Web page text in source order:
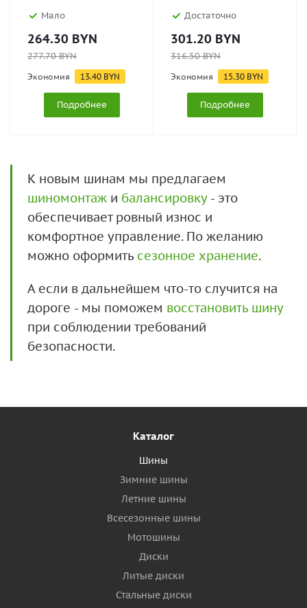
Мало
264.30 BYN
277.70BYN
Экономия 13.40 BYN
Подробнее
Достаточно
301.20 BYN
316.50BYN
Экономия 15.30 BYN
Подробнее
К новым шинам мы предлагаем
шиномонтаж и балансировку- это
обеспечивает ровный износ и
комфортное управление. По желанию
можно оформить сезонное хранение.
А если в дальнейшем что-то случится на
дороге - мы поможем восстановить шину
при соблюдении требований
безопасности.
Каталог
Шины
Зимние шины
Летние шины
Всесезонные шины
Мотошины
Диски
Литые диски
Стальные диски